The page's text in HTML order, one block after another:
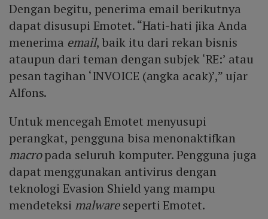
Dengan begitu, penerima email berikutnya
dapat disusupi Emotet. “Hati-hati jika Anda
menerima email, baik itu dari rekan bisnis
ataupun dari teman dengan subjek ‘RE:’ atau
pesan tagihan ‘INVOICE (angka acak)’,” ujar
Alfons.
Untuk mencegah Emotet menyusupi
perangkat, pengguna bisa menonaktifkan
macropada seluruh komputer. Pengguna juga
dapat menggunakan antivirus dengan
teknologi Evasion Shield yang mampu
mendeteksi malwareseperti Emotet.